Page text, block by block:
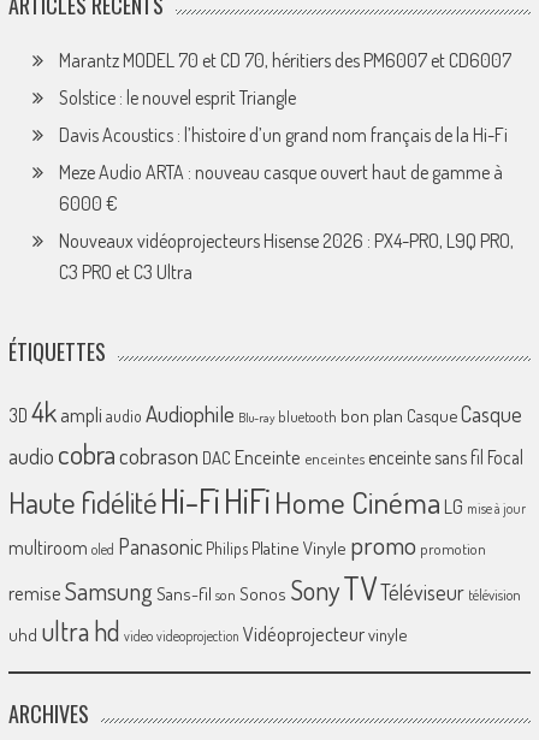
Marantz MODEL 70 et CD 70, héritiers des PM6007 et CD6007
Solstice : le nouvel esprit Triangle
Davis Acoustics : l’histoire d’un grand nom français de la Hi-Fi
Meze Audio ARTA : nouveau casque ouvert haut de gamme à
6000 €
Nouveaux vidéoprojecteurs Hisense 2026 : PX4-PRO, L9Q PRO,
C3 PRO et C3 Ultra
ÉTIQUETTES
3D 4k ampliaudio Audiophile Blu-ray bluetooth bon plan CasqueCasque
audio cobracobrason DAC Enceinte enceintes enceinte sans fil Focal
Haute fidélitéHi-FiHiFiHome Cinéma LG mise à jour
multiroom oled Panasonic Philips Platine Vinyle promo promotion
remiseSamsungSans-fil son Sonos SonyTVTéléviseur télévision
uhd ultra hd video videoprojection Vidéoprojecteurvinyle
ARCHIVES